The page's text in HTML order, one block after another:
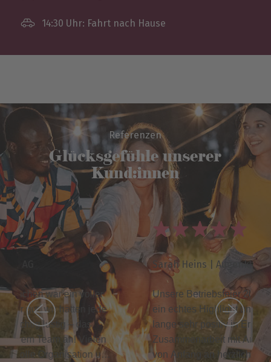
14:30 Uhr: Fahrt nach Hause
Referenzen
Glücksgefühle unserer
Kund:innen
Sarah Heins | Augenklinik Dr. Hoffmann
Unsere Betriebsfeier 2025 war für unsere Klinik
ein echtes Highlight und wird uns allen noch
lange sehr positiv in Erinnerung bleiben. Die
Zusammenarbeit mit Anna und dem Team war
von Anfang an herzlich, professionell und